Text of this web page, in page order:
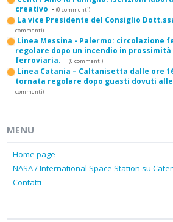
creativo - (0 commenti)
La vice Presidente del Consiglio
commenti)
Linea Messina - Palermo: circolazione
regolare dopo un incendio in prossimità
ferroviaria. - (0 commenti)
Linea Catania – Caltanisetta dalle ore
tornata regolare dopo guasti dovuti
commenti)
MENU
Home page
NASA / International Space Station su
Contatti